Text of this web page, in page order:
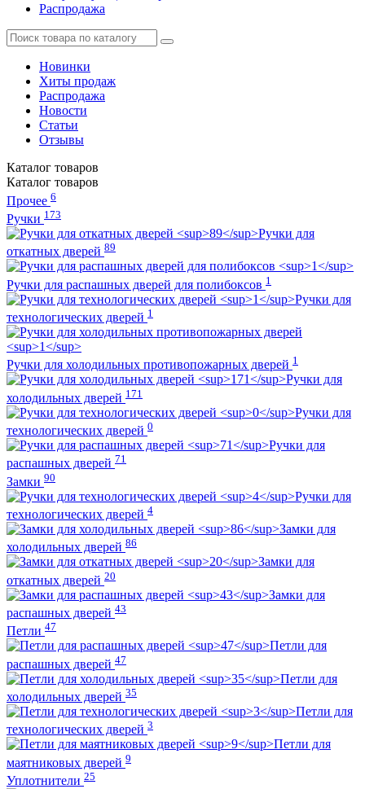
Распродажа
Новинки
Хиты продаж
Распродажа
Новости
Статьи
Отзывы
Каталог товаров
Каталог товаров
Прочее 6
Ручки 173
Ручки для
откатных дверей 89
Ручки для распашных дверей для полибоксов 1
Ручки для
технологических дверей 1
Ручки для холодильных противопожарных дверей 1
Ручки для
холодильных дверей 171
Ручки для
технологических дверей 0
Ручки для
распашных дверей 71
Замки 90
Ручки для
технологических дверей 4
Замки для
холодильных дверей 86
Замки для
откатных дверей 20
Замки для
распашных дверей 43
Петли 47
Петли для
распашных дверей 47
Петли для
холодильных дверей 35
Петли для
технологических дверей 3
Петли для
маятниковых дверей 9
Уплотнители 25